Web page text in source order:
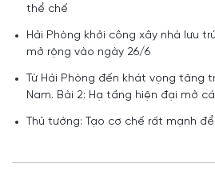
thể chế
Hải Phòng khởi công xây nhà lưu
mở rộng vào ngày 26/6
Từ Hải Phòng đến khát vọng tăng
Nam. Bài 2: Hạ tầng hiện đại mở
Thủ tướng: Tạo cơ chế rất mạnh